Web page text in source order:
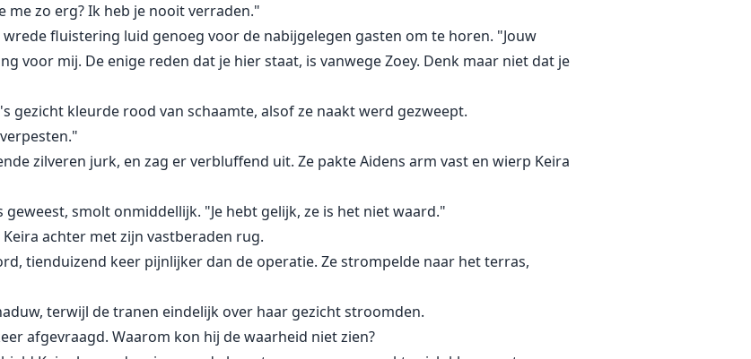
zo erg? Ik heb je nooit verraden."
fluistering luid genoeg voor de nabijgelegen gasten om te horen. "Jouw
voor mij. De enige reden dat je hier staat, is vanwege Zoey. Denk maar niet dat je
gezicht kleurde rood van schaamte, alsof ze naakt werd gezweept.
zilveren jurk, en zag er verbluffend uit. Ze pakte Aidens arm vast en wierp Keira
smolt onmiddellijk. "Je hebt gelijk, ze is het niet waard."
achter met zijn vastberaden rug.
tienduizend keer pijnlijker dan de operatie. Ze strompelde naar het terras,
terwijl de tranen eindelijk over haar gezicht stroomden.
afgevraagd. Waarom kon hij de waarheid niet zien?